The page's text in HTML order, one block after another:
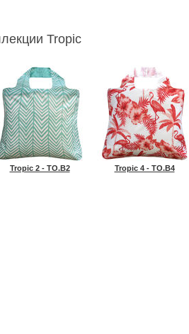
Tropic
Tropic 2 - TO.B2 Tropic 4 - TO.B4